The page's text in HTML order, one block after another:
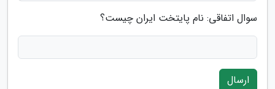
سوال اتفاقی: نام پایتخت ایران چیست؟
ارسال